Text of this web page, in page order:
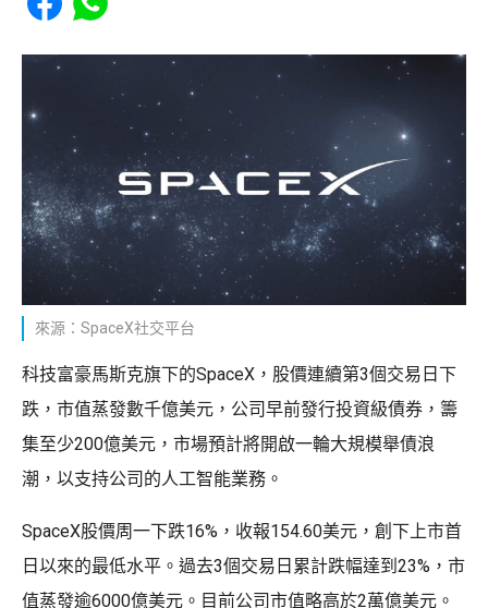
來源：SpaceX社交平台
科技富豪馬斯克旗下的SpaceX，股價連續第3個交易日下
跌，市值蒸發數千億美元，公司早前發行投資級債券，籌
集至少200億美元，市場預計將開啟一輪大規模舉債浪
潮，以支持公司的人工智能業務。
SpaceX股價周一下跌16%，收報154.60美元，創下上市首
日以來的最低水平。過去3個交易日累計跌幅達到23%，市
值蒸發逾6000億美元。目前公司市值略高於2萬億美元。